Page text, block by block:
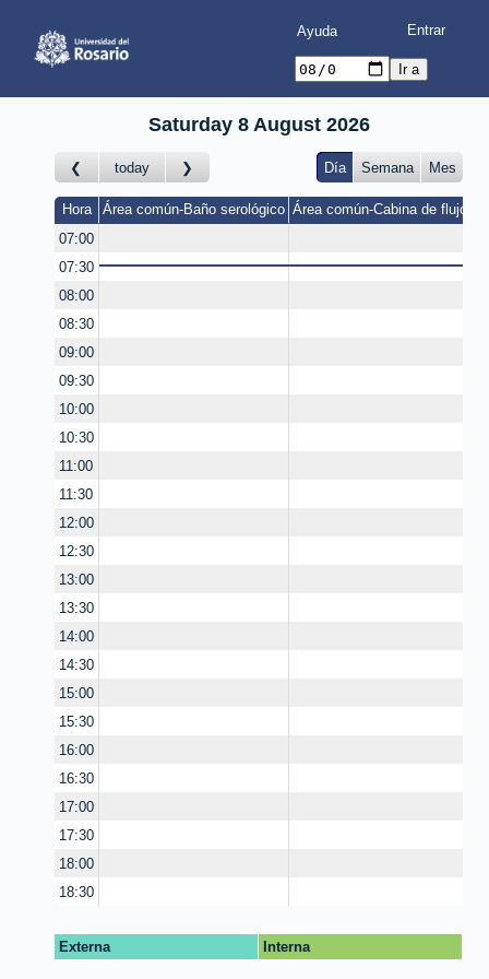
Ayuda
Saturday 8 August 2026
today Día Semana Mes
Hora Área común-Baño serológico Área común-Cabina de flujo
07:00
07:30
08:00
08:30
09:00
09:30
10:00
10:30
11:00
11:30
12:00
12:30
13:00
13:30
14:00
14:30
15:00
15:30
16:00
16:30
17:00
17:30
18:00
18:30
Externa Interna